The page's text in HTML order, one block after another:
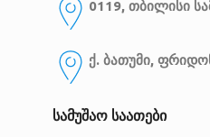
0119, თბილისი
ქ. ბათუმი,
სამუშაო საათები